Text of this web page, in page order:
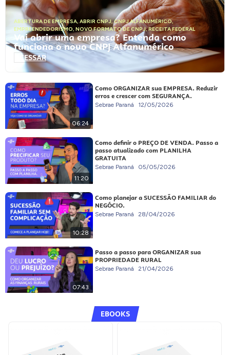
ABERTURA DE EMPRESA, ABRIR CNPJ,CNPJ ALFANUMÉRICO,
EMPREENDEDORISMO, NOVO FORMATO DE CNPJ,RECEITA FEDERAL
Vai abrir uma empresa? Entenda como
funciona o novo CNPJ Alfanumérico
ACESSAR
06:24
Como ORGANIZAR sua EMPRESA. Reduzir
erros e crescer com SEGURANÇA.
Sebrae Paraná 12/05/2026
11:20
Como definir o PREÇO DE VENDA. Passo a
passo atualizado com PLANILHA
GRATUITA
Sebrae Paraná 05/05/2026
10:28
Como planejar a SUCESSÃO FAMILIAR do
NEGÓCIO.
Sebrae Paraná 28/04/2026
07:43
Passo a passo para ORGANIZAR sua
PROPRIEDADE RURAL
Sebrae Paraná 21/04/2026
EBOOKS